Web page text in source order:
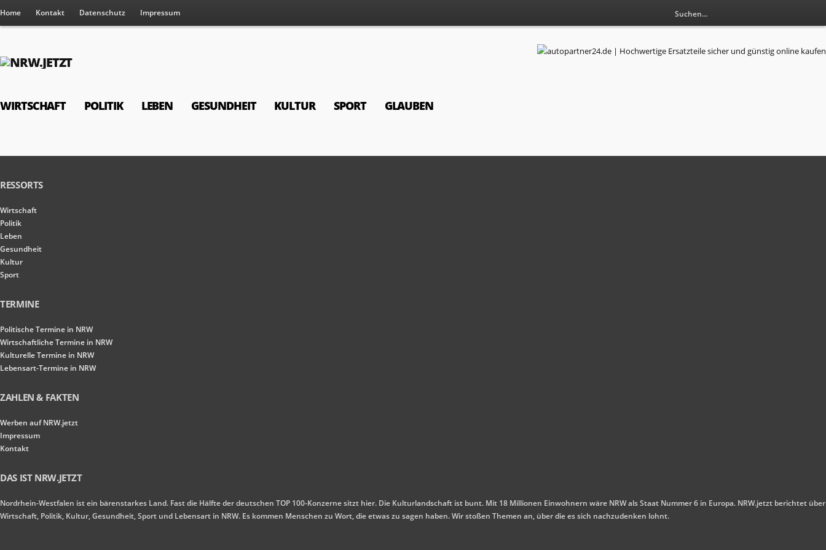
Home Kontakt Datenschutz Impressum
WIRTSCHAFT POLITIK LEBEN GESUNDHEIT KULTUR SPORT GLAUBEN
RESSORTS
Wirtschaft
Politik
Leben
Gesundheit
Kultur
Sport
TERMINE
Politische Termine in NRW
Wirtschaftliche Termine in NRW
Kulturelle Termine in NRW
Lebensart-Termine in NRW
ZAHLEN & FAKTEN
Werben auf NRW.jetzt
Impressum
Kontakt
DAS IST NRW.JETZT
Nordrhein-Westfalen ist ein bärenstarkes Land. Fast die Hälfte der deutschen TOP 100-Konzerne sitzt hier. Die Kulturlandschaft ist bunt. Mit 18 Millionen Einwohnern wäre NRW als Staat Nummer 6 in Europa. NRW.jetzt berichtet über
Wirtschaft, Politik, Kultur, Gesundheit, Sport und Lebensart in NRW. Es kommen Menschen zu Wort, die etwas zu sagen haben. Wir stoßen Themen an, über die es sich nachzudenken lohnt.